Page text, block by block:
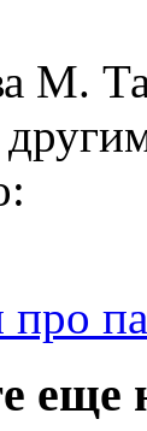
М.
про
еще